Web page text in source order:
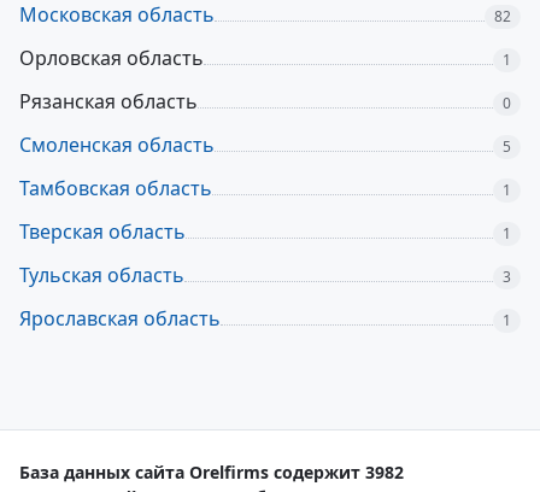
Московская область 82
Орловская область 1
Рязанская область 0
Смоленская область 5
Тамбовская область 1
Тверская область 1
Тульская область 3
Ярославская область 1
База данных сайта Orelfirms содержит 3982